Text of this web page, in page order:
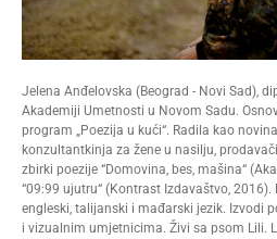
Jelena Anđelovska (Beograd - Novi Sad),
Akademiji Umetnosti u Novom Sadu.
program „Poezija u kući“. Radila kao
konzultantkinja za žene u nasilju,
zbirki poezije “Domovina, bes, mašina“
“09:99 ujutru“ (Kontrast Izdavaštvo, 2016).
engleski, talijanski i mađarski jezik. Izvodi
i vizualnim umjetnicima. Živi sa psom Lili.